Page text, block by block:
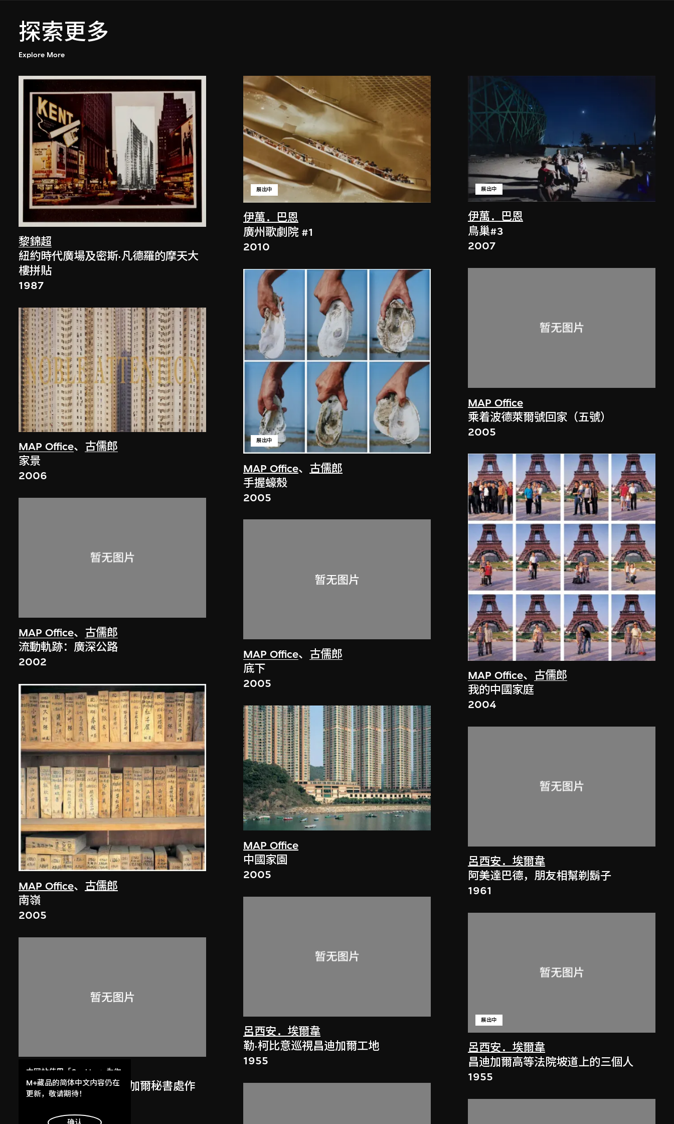
探索更多
Explore More
黎錦超
紐約時代廣場及密斯·凡德羅的摩天大
樓拼貼
1987
MAP Office、 古儒郎
家景
2006
MAP Office、 古儒郎
流動軌跡：廣深公路
2002
MAP Office、 古儒郎
南嶺
2005
呂西安．埃爾韋
勒．柯比意於印度昌迪加爾秘書處作
畫
伊萬．巴恩
展出中
廣州歌劇院 #1
2010
MAP Office、 古儒郎
展出中
手握蠔殼
2005
MAP Office、 古儒郎
底下
2005
MAP Office
中國家園
2005
呂西安．埃爾韋
勒·柯比意巡視昌迪加爾工地
1955
伊萬．巴恩
展出中
鳥巢#3
2007
MAP Office
乘着波德萊爾號回家（五號）
2005
MAP Office、 古儒郎
我的中國家庭
2004
呂西安．埃爾韋
阿美達巴德，朋友相幫剃鬍子
1961
呂西安．埃爾韋
展出中
昌迪加爾高等法院坡道上的三個人
1955
本网站使用「Cookies」为你
提供最好的网站体验。
了解更多
M+藏品的简体中文内容仍在
更新，敬请期待！